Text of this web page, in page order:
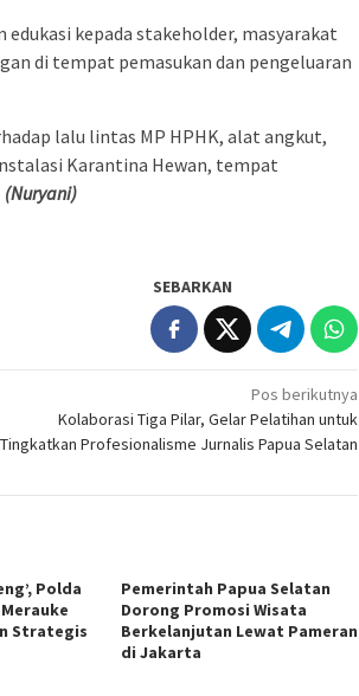
kepada stakeholder, masyarakat
di tempat pemasukan dan pengeluaran
lalu lintas MP HPHK, alat angkut,
Karantina Hewan, tempat
(Nuryani)
SEBARKAN
Pos berikutnya
Kolaborasi Tiga Pilar, Gelar Pelatihan untuk
Tingkatkan Profesionalisme Jurnalis Papua Selatan
Polda
Strategis
Pemerintah Papua Selatan
Dorong Promosi Wisata
Berkelanjutan Lewat Pameran
di Jakarta